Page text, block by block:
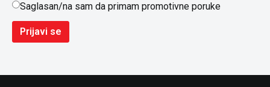
Saglasan/na sam da primam promotivne poruke
Prijavi se